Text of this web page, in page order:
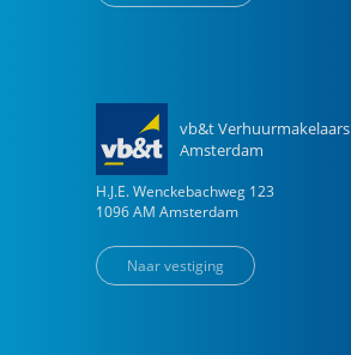
vb&t Verhuurmakelaars
Amsterdam
H.J.E. Wenckebachweg 123
1096 AM Amsterdam
Naar vestiging